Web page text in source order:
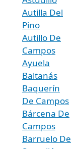
Autilla Del
Pino
Autillo De
Campos
Ayuela
Baltanás
Baquerín
De Campos
Bárcena De
Campos
Barruelo De